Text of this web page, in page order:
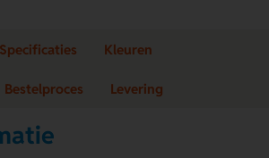
Specificaties Kleuren
Bestelproces Levering